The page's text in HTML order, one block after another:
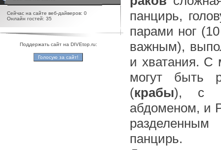
Сейчас на сайте веб-дайверов: 0
Онлайн гостей: 35
Поддержать сайт на DIVEtop.ru:
панцирь,
парами ног
важным),
и хватания. С
могут быть
(крабы), с
абдоменом, и
панцирь.